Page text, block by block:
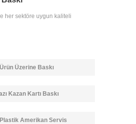
her sektöre uygun kaliteli
Ürün Üzerine Baskı
Kazan Kartı Baskı
Plastik Amerikan Servis